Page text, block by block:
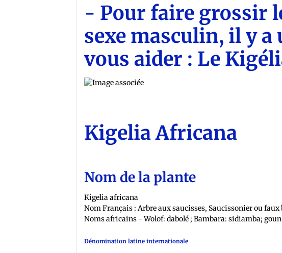
- Pour faire grossir
sexe masculin, il y
vous aider : Le
Kigelia Africana
Nom de la plante
Kigelia africana
Nom Français : Arbre aux saucisses, Saucissonier ou faux
Noms africains - Wolof: dabolé ; Bambara: sidiamba;
Dénomination latine internationale